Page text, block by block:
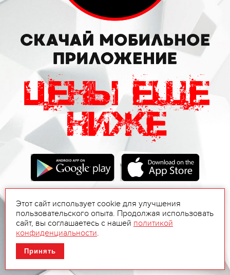
Этот сайт использует cookie для улучшения
пользовательского опыта. Продолжая использовать
сайт, вы соглашаетесь с нашей политикой
конфиденциальности.
Принять